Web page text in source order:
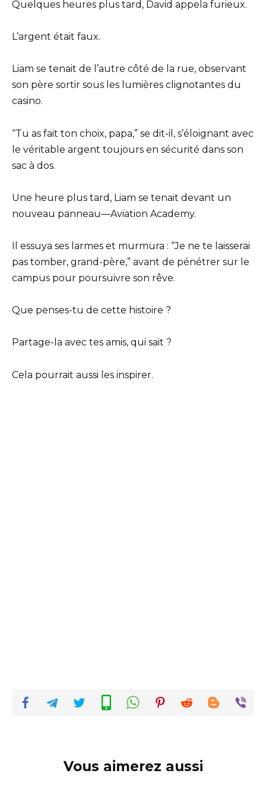
Quelques heures plus tard, David appela furieux.
L’argent était faux.
Liam se tenait de l’autre côté de la rue, observant
son père sortir sous les lumières clignotantes du
casino.
“Tu as fait ton choix, papa,” se dit-il, s’éloignant avec
le véritable argent toujours en sécurité dans son
sac à dos.
Une heure plus tard, Liam se tenait devant un
nouveau panneau—Aviation Academy.
Il essuya ses larmes et murmura : “Je ne te laisserai
pas tomber, grand-père,” avant de pénétrer sur le
campus pour poursuivre son rêve.
Que penses-tu de cette histoire ?
Partage-la avec tes amis, qui sait ?
Cela pourrait aussi les inspirer.
Vous aimerez aussi